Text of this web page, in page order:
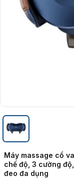
Máy massage cổ
chế độ, 3 cường
đeo đa dụng